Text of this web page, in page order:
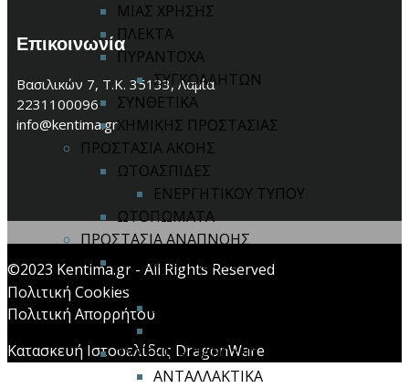
ΜΙΑΣ ΧΡΗΣΗΣ
ΠΛΕΚΤΑ
ΠΥΡΑΝΤΟΧΑ
ΣΥΓΚΟΛΛΗΤΩΝ
ΣΥΝΘΕΤΙΚΑ
ΧΗΜΙΚΗΣ ΠΡΟΣΤΑΣΙΑΣ
ΠΡΟΣΤΑΣΙΑ ΑΚΟΗΣ
ΩΤΟΑΣΠΙΔΕΣ
ΕΝΕΡΓΗΤΙΚΟΥ ΤΥΠΟΥ
ΩΤΟΠΩΜΑΤΑ
ΠΡΟΣΤΑΣΙΑ ΑΝΑΠΝΟΗΣ
ΜΑΣΚΕΣ ΙΜΙΣΕΩΣ / ΟΛΟΚΛΗΡΟΥ
ΠΡΟΣΩΠΟΥ
ΑΝΤΑΛΛΑΚΤΙΚΑ
ΣΥΣΤΗΜΑ ΠΑΡΟΧΗΣ ΑΕΡΑ
ΑΝΤΑΛΛΑΚΤΙΚΑ
Επικοινωνία
Βασιλικών 7, Τ.Κ. 35133, Λαμία
2231100096
info@kentima.gr
©2023 Kentima.gr - All Rights Reserved
Πολιτική Cookies
Πολιτική Απορρήτου
Κατασκευή Ιστοσελίδας DragonWare